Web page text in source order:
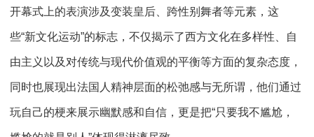
开幕式上的表演涉及变装皇后、跨性别舞者等元素，这
些“新文化运动”的标志，不仅揭示了西方文化在多样性、自
由主义以及对传统与现代价值观的平衡等方面的复杂态度，
同时也展现出法国人精神层面的松弛感与无所谓，他们通过
玩自己的梗来展示幽默感和自信，更是把“只要我不尴尬，